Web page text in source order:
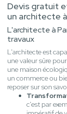
Devis gratuit
un architecte
L'architecte à
travaux
L'architecte est
une valeur sûre
une maison
un commerce ou
reposer sur son
c'est par